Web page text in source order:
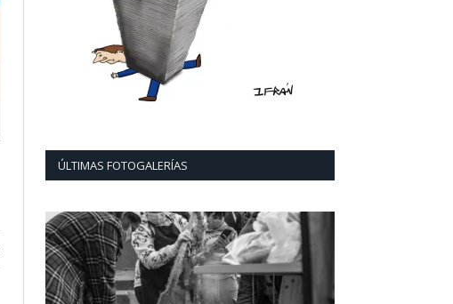
ÚLTIMAS FOTOGALERÍAS